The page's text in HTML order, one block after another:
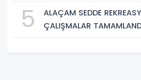
5
ALAÇAM SEDDE
ÇALIŞMALAR